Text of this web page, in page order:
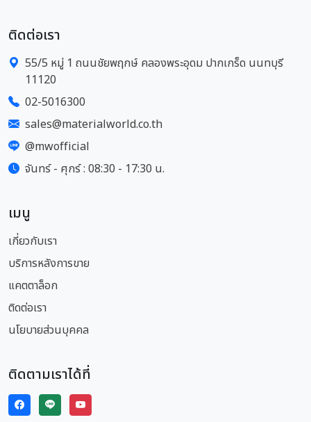
ติดต่อเรา
55/5 หมู่ 1 ถนนชัยพฤกษ์ คลองพระอุดม ปากเกร็ด นนทบุรี
11120
02-5016300
sales@materialworld.co.th
@mwofficial
จันทร์ - ศุกร์ : 08:30 - 17:30 น.
เมนู
เกี่ยวกับเรา
บริการหลังการขาย
แคตตาล็อก
ติดต่อเรา
นโยบายส่วนบุคคล
ติดตามเราได้ที่